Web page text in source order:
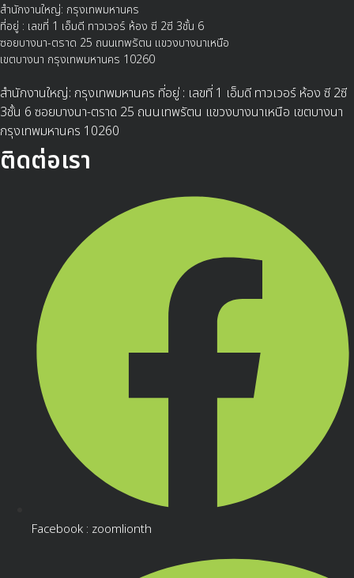
สำนักงานใหญ่: กรุงเทพมหานคร
ที่อยู่ : เลขที่ 1 เอ็มดี ทาวเวอร์ ห้อง ซี 2ซี 3ชั้น 6
ซอยบางนา-ตราด 25 ถนนเทพรัตน แขวงบางนาเหนือ
เขตบางนา กรุงเทพมหานคร 10260
สำนักงานใหญ่: กรุงเทพมหานคร ที่อยู่ : เลขที่ 1 เอ็มดี ทาวเวอร์ ห้อง ซี 2ซี
3ชั้น 6 ซอยบางนา-ตราด 25 ถนนเทพรัตน แขวงบางนาเหนือ เขตบางนา
กรุงเทพมหานคร 10260
ติดต่อเรา
Facebook : zoomlionth